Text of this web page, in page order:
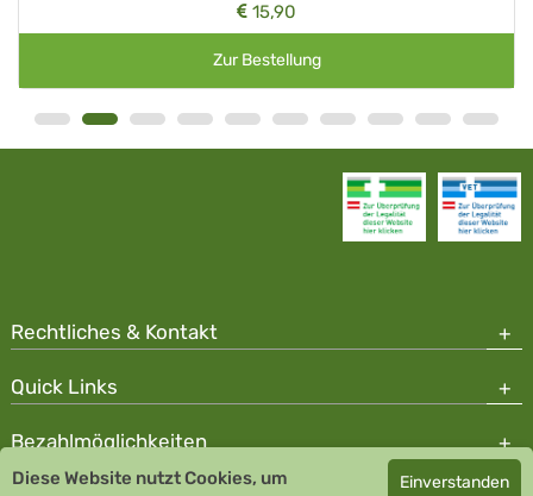
15,90
Zur Bestellung
Rechtliches & Kontakt
Quick Links
Bezahlmöglichkeiten
Diese Website nutzt Cookies, um Einverstanden